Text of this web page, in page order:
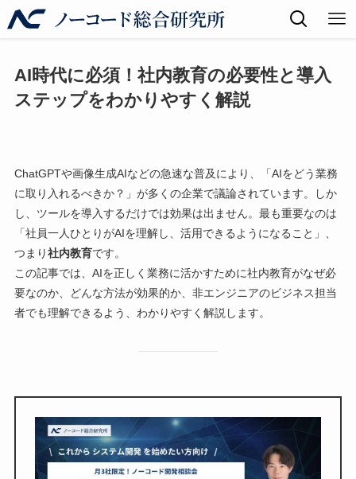
AI時代に必須！社内教育の必要性と導入
ステップをわかりやすく解説
ChatGPTや画像生成AIなどの急速な普及により、「AIをどう業務
に取り入れるべきか？」が多くの企業で議論されています。しか
し、ツールを導入するだけでは効果は出ません。最も重要なのは
「社員一人ひとりがAIを理解し、活用できるようになること」、
つまり社内教育です。
この記事では、AIを正しく業務に活かすために社内教育がなぜ必
要なのか、どんな方法が効果的か、非エンジニアのビジネス担当
者でも理解できるよう、わかりやすく解説します。